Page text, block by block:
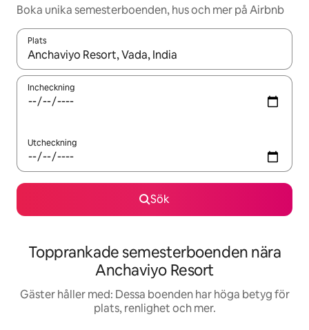
Boka unika semesterboenden, hus och mer på Airbnb
Plats
När resultaten är tillgängliga kan du navigera med upp- och
Incheckning
Utcheckning
Sök
Topprankade semesterboenden nära
Anchaviyo Resort
Gäster håller med: Dessa boenden har höga betyg för
plats, renlighet och mer.